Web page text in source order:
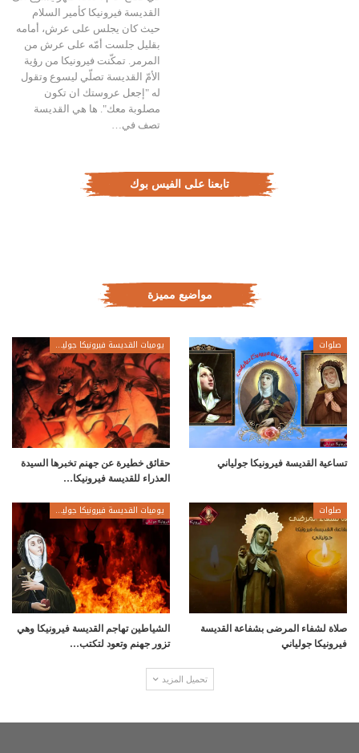
القديسة فيرونيكا كأمير السلام
حيث كان يجلس على عرش، أمامه
بقليل جلست أمّه على عرش من
المرمر. تمكّنت فيرونيكا من رؤية
الأمّ القديسة تصلّي ليسوع وتقول
له "إجعل عروستك ان تكون
مصلوبة معك". ها هي القديسة
تصف في…
تابعنا على الفيس بوك
مواضيع مميزة
صلوات
تساعية القديسة فيرونيكا جولياني
يوميات القديسة فيرونيكا جولياني
حقائق خطيرة عن جهنم تخبرها السيدة
العذراء للقديسة فيرونيكا…
صلوات
صلاة لشفاء المرضى بشفاعة القديسة
فيرونيكا جولياني
يوميات القديسة فيرونيكا جولياني
الشياطين تهاجم القديسة فيرونيكا وهي
تزور جهنم وتعود لتكتب…
تحميل المزيد